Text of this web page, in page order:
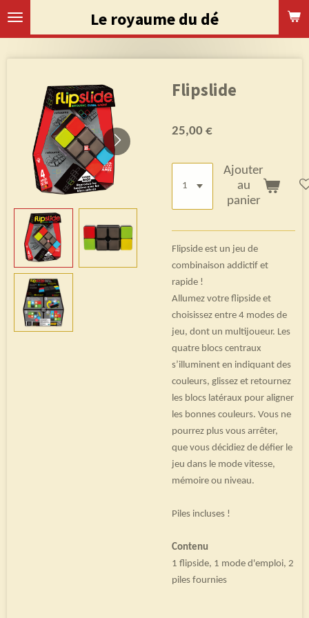
Passer
Le royaume du dé
Flipslide
25,00 €
Ajouter
au
panier
Flipside est un jeu de
combinaison addictif et
rapide !
Allumez votre flipside et
choisissez entre 4 modes de
jeu, dont un multijoueur. Les
quatre blocs centraux
s’illuminent en indiquant des
couleurs, glissez et retournez
les blocs latéraux pour aligner
les bonnes couleurs. Vous ne
pourrez plus vous arrêter,
que vous décidiez de défier le
jeu dans le mode vitesse,
mémoire ou niveau.
Piles incluses !
Contenu
1 flipside, 1 mode d'emploi, 2
piles fournies